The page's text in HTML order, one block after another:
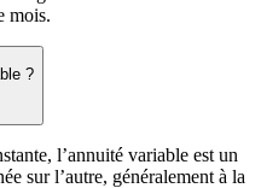
mois.
?
l’annuité variable est un
sur l’autre, généralement à la